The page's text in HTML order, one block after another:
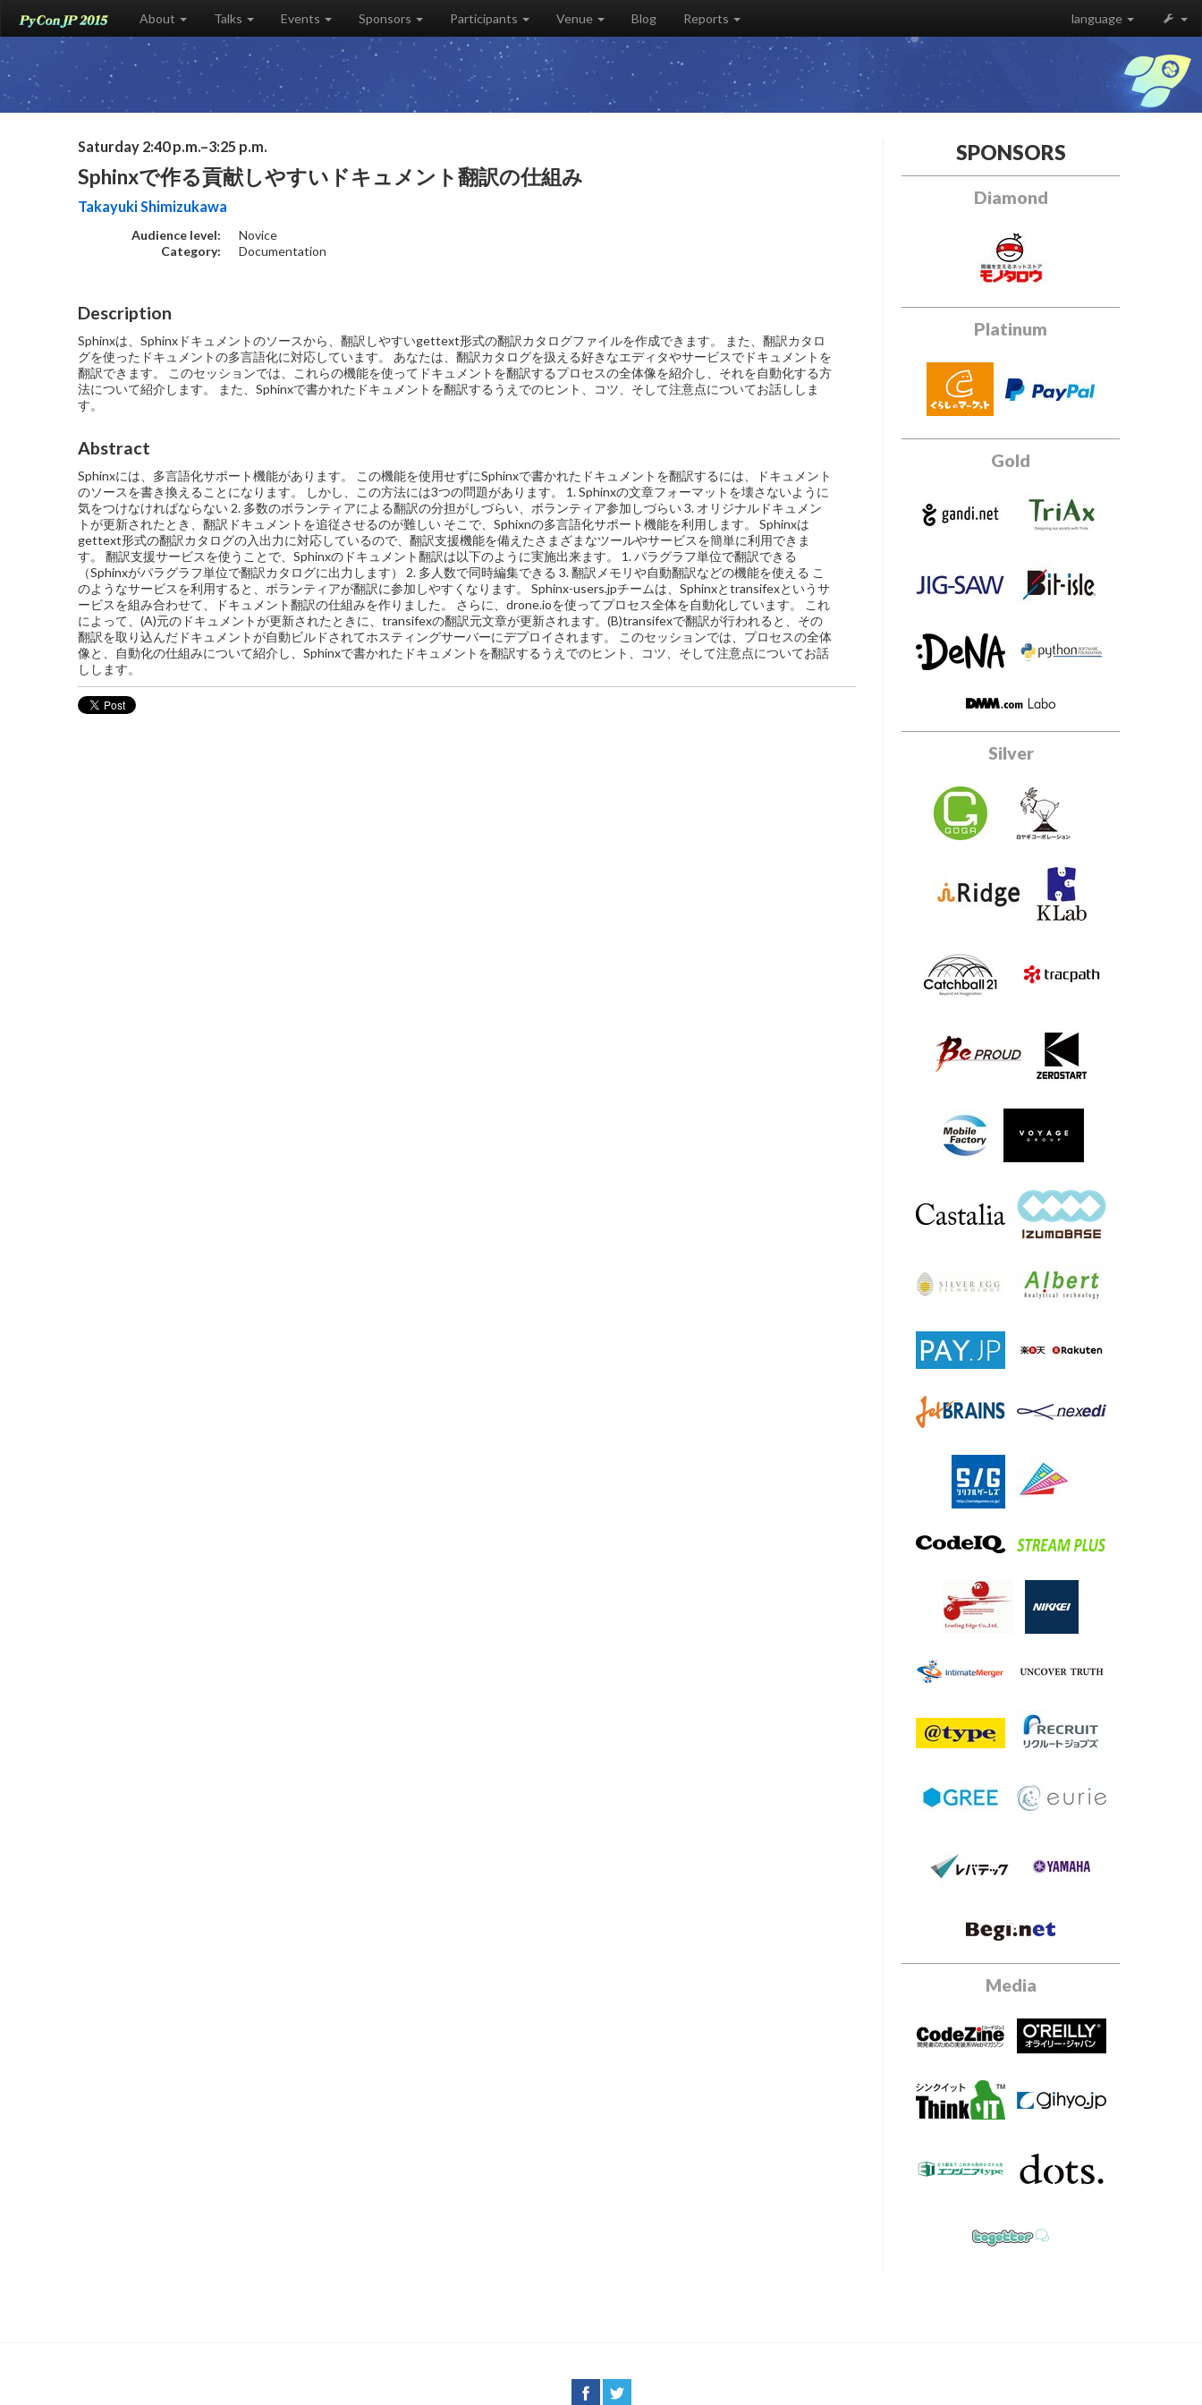
language
About Talks Events Sponsors Participants Venue Blog Reports
Saturday 2:40 p.m.–3:25 p.m.
Sphinxで作る貢献しやすいドキュメント翻訳の仕組み
Takayuki Shimizukawa
Audience level:
Novice
Category:
Documentation
Description
Sphinxは、Sphinxドキュメントのソースから、翻訳しやすいgettext形式の翻訳カタログファイルを作成できます。 また、翻訳カタロ
グを使ったドキュメントの多言語化に対応しています。 あなたは、翻訳カタログを扱える好きなエディタやサービスでドキュメントを
翻訳できます。 このセッションでは、これらの機能を使ってドキュメントを翻訳するプロセスの全体像を紹介し、それを自動化する方
法について紹介します。 また、Sphinxで書かれたドキュメントを翻訳するうえでのヒント、コツ、そして注意点についてお話ししま
す。
Abstract
Sphinxには、多言語化サポート機能があります。 この機能を使用せずにSphinxで書かれたドキュメントを翻訳するには、ドキュメント
のソースを書き換えることになります。 しかし、この方法には3つの問題があります。 1. Sphinxの文章フォーマットを壊さないように
気をつけなければならない 2. 多数のボランティアによる翻訳の分担がしづらい、ボランティア参加しづらい 3. オリジナルドキュメン
トが更新されたとき、翻訳ドキュメントを追従させるのが難しい そこで、Sphixnの多言語化サポート機能を利用します。 Sphinxは
gettext形式の翻訳カタログの入出力に対応しているので、翻訳支援機能を備えたさまざまなツールやサービスを簡単に利用できま
す。 翻訳支援サービスを使うことで、Sphinxのドキュメント翻訳は以下のように実施出来ます。 1. パラグラフ単位で翻訳できる
（Sphinxがパラグラフ単位で翻訳カタログに出力します） 2. 多人数で同時編集できる 3. 翻訳メモリや自動翻訳などの機能を使える こ
のようなサービスを利用すると、ボランティアが翻訳に参加しやすくなります。 Sphinx-users.jpチームは、Sphinxとtransifexというサ
ービスを組み合わせて、ドキュメント翻訳の仕組みを作りました。 さらに、drone.ioを使ってプロセス全体を自動化しています。 これ
によって、(A)元のドキュメントが更新されたときに、transifexの翻訳元文章が更新されます。(B)transifexで翻訳が行われると、その
翻訳を取り込んだドキュメントが自動ビルドされてホスティングサーバーにデプロイされます。 このセッションでは、プロセスの全体
像と、自動化の仕組みについて紹介し、Sphinxで書かれたドキュメントを翻訳するうえでのヒント、コツ、そして注意点についてお話
しします。
SPONSORS
Diamond
Platinum
Gold
Silver
Media